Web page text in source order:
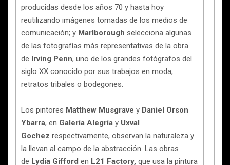
producidas desde los años 70 y hasta hoy
reutilizando imágenes tomadas de los medios de
comunicación; y Marlborough selecciona algunas
de las fotografías más representativas de la obra
de Irving Penn, uno de los grandes fotógrafos del
siglo XX conocido por sus trabajos en moda,
retratos tribales o bodegones.
Los pintores Matthew Musgrave y Daniel Orson
Ybarra, en Galería Alegría y Uxval
Gochez respectivamente, observan la naturaleza y
la llevan al campo de la abstracción. Las obras
de Lydia Gifford en L21 Factory, que usa la pintura